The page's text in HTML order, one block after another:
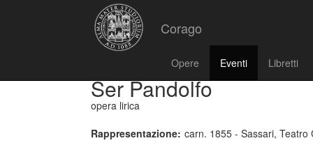
Corago
Opere Eventi Libretti
Ser Pandolfo
opera lirica
Rappresentazione: carn. 1855 - Sassari, Teatro